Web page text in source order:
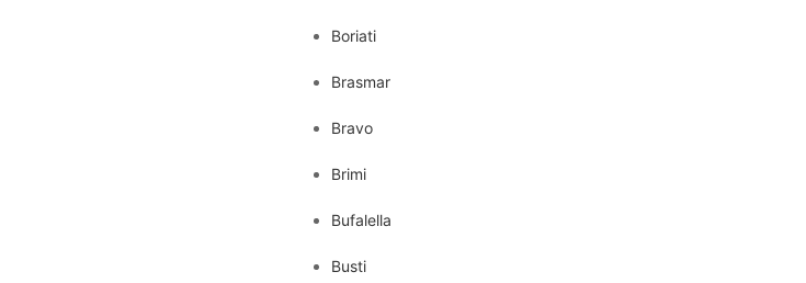
Boriati
Brasmar
Bravo
Brimi
Bufalella
Busti